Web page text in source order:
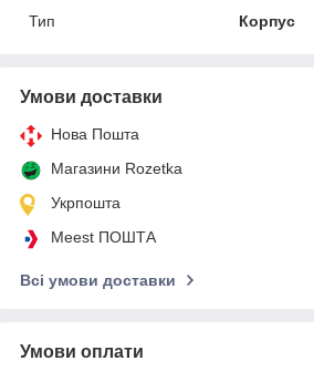
Тип
Корпус
Умови доставки
Нова Пошта
Магазини Rozetka
Укрпошта
Meest ПОШТА
Всі умови доставки
Умови оплати